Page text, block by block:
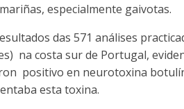
especialmente gaivotas.
das 571 análises
na costa sur de Portugal,
positivo en neurotoxina
esta toxina.